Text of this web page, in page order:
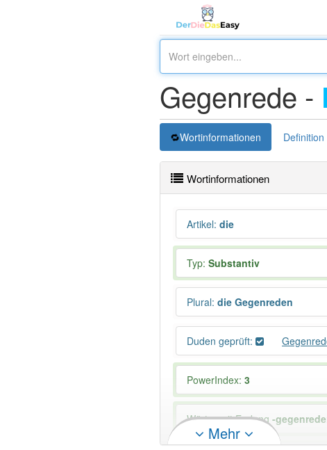
Gegenrede -
Wortinformationen Definition
Wortinformationen
Artikel: die
Typ: Substantiv
Plural: die Gegenreden
Duden geprüft:
PowerIndex: 3
Wörter mit Endung -gegenrede
Mehr